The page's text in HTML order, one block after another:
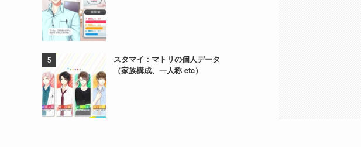
スタマイ：マトリの個人データ
（家族構成、一人称 etc）